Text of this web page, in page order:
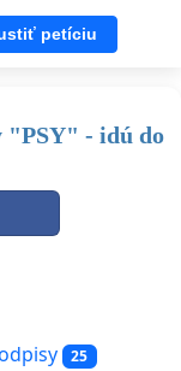
petíciu
"PSY" - idú do
25